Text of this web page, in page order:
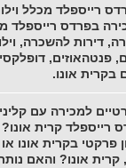
רייספלד מכלל
בפרדס רייספלד
דירות להשכרה,
פנטהאוזים,
בקרית אונו.
למכירה עם
רייספלד קרית אונו?
פרקטי בקרית אונו
אונו? והאם